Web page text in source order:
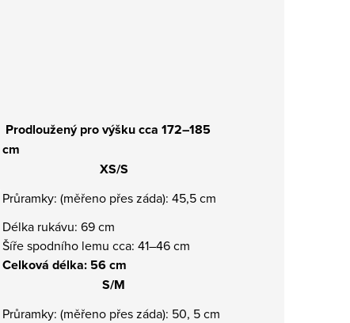
Prodloužený pro výšku cca 172–185
cm
XS/S
Průramky: (měřeno přes záda): 45,5 cm
Délka rukávu: 69 cm
Šíře spodního lemu cca: 41–46 cm
Celková délka: 56 cm
S/M
Průramky: (měřeno přes záda): 50, 5 cm